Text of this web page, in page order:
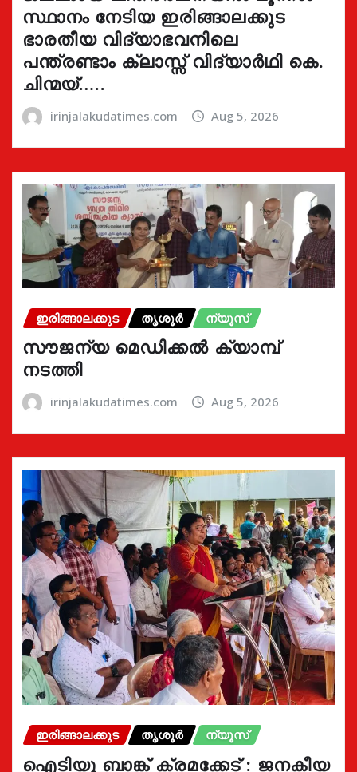
സ്ഥാനം നേടിയ ഇരിങ്ങാലക്കുട
ഭാരതീയ വിദ്യാഭവനിലെ
പന്ത്രണ്ടാം ക്ലാസ്സ് വിദ്യാർഥി കെ.
ചിന്മയ്…..
irinjalakudatimes.com Aug 5, 2026
ഇരിങ്ങാലക്കുട തൃശൂർ ന്യൂസ്
സൗജന്യ മെഡിക്കൽ ക്യാമ്പ്
നടത്തി
irinjalakudatimes.com Aug 5, 2026
ഇരിങ്ങാലക്കുട തൃശൂർ ന്യൂസ്
ഐടിയു ബാങ്ക് ക്രമക്കേട് : ജനകീയ